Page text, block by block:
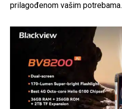
prilagođenom vašim potrebama.